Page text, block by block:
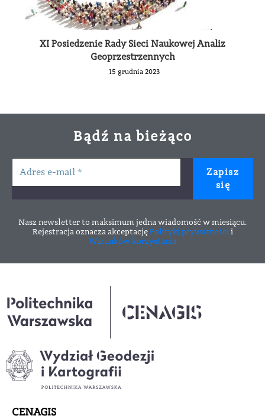
XI Posiedzenie Rady Sieci Naukowej Analiz
Geoprzestrzennych
15 grudnia 2023
Bądź na bieżąco
Nasz newsletter to maksimum jedna wiadomość w miesiącu.
Rejestracja oznacza akceptacjęPolityki prywatności i
Warunków korzystania
CENAGIS